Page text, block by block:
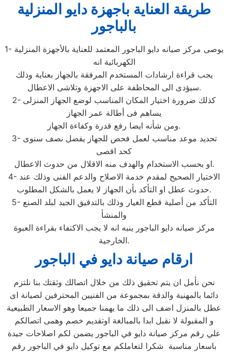
طريقة العناية باجهزة دايو المنزلية
بالباجور
1- يوصى مركز صيانه دايو الباجور المعتمد للعناية بالأجهزة المنزلية
الكهربائية انه
يجب قراءة ارشادات المستخدم المرفقة بالجهاز بعناية وذلك
سيؤدى الى المحاظفة على الاجهزة وتلاشى الاعطال.
2- كذلك ضرورة اختيار المكان المناسب لوضع الجهاز المنزلى
يساهم فى أطالة عمر الجهاز
ومن شأنه ايضا رفع قدرة وكفاءة الجهاز.
3- تحديد موعد مناسب لعمل فحص للجهاز يفضل نصف سنوى
كحد اقصى
او بحسب الاستخدام والهدف منه الاقلال من حدوث الاعطال.
4- الاختيار الصحيح لمقدم خدمة الاصلاح والدعم الفنى وذلك عند
حدوث عطل او التأكد بأن الجهاز لا يعمل بالشكل المطلوب.
5- التأكد من أصلية قطع الغيار وذلك بالتدقيق الجيد لبلد الصنع
والمنشأ
مركز صيانه دايو الباجور ينبه انه لا يجب الاكتفاء بقراءة العبوة
الخارجية.
ارقام صيانة دايو في الباجور
نحن نأمل ان يتم تحقيق ذلك من خلال اتصالك وثقتك بنا نلتزم
دائما بالمهنية والدقة بمجموعة من الفنيين المحترفين لصيانة اى
عطل بالمنزل اضف الى ذلك ما يهمنا جميعا وهو الاسعار الطبيعية
و المقبولة لا نقبل ابدا بالمبالغة اوتقديم خصم وهمى اتصالكم
علي رقم مركز صيانة دايو في الباجور يضمن لكم اصلاحات جيدة
باسعار مناسبة شكرا لتعاملكم مع توكيل دايو في الباجور رقم